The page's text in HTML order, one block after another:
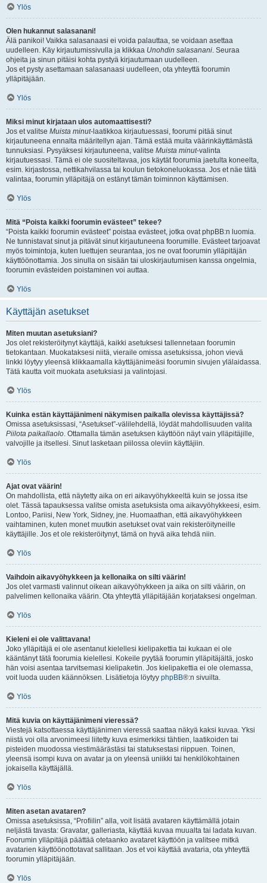
Ylös
Olen hukannut salasanani!
Älä panikoi! Vaikka salasanaasi ei voida palauttaa, se voidaan asettaa
uudelleen. Käy kirjautumissivulla ja klikkaa Unohdin salasanani. Seuraa
ohjeita ja sinun pitäisi kohta pystyä kirjautumaan uudelleen.
Jos et pysty asettamaan salasanaasi uudelleen, ota yhteyttä foorumin
ylläpitäjään.
Ylös
Miksi minut kirjataan ulos automaattisesti?
Jos et valitse Muista minut-laatikkoa kirjautuessasi, foorumi pitää sinut
kirjautuneena ennalta määritellyn ajan. Tämä estää muita väärinkäyttämästä
tunnuksiasi. Pysyäksesi kirjautuneena, valitse Muista minut-valinta
kirjautuessasi. Tämä ei ole suositeltavaa, jos käytät foorumia jaetulta koneelta,
esim. kirjastossa, nettikahvilassa tai koulun tietokoneluokassa. Jos et näe tätä
valintaa, foorumin ylläpitäjä on estänyt tämän toiminnon käyttämisen.
Ylös
Mitä “Poista kaikki foorumin evästeet” tekee?
“Poista kaikki foorumin evästeet” poistaa evästeet, jotka ovat phpBB:n luomia.
Ne tunnistavat sinut ja pitävät sinut kirjautuneena foorumille. Evästeet tarjoavat
myös toimintoja, kuten luettujen seurantaa, jos ne ovat foorumin ylläpitäjän
käyttöönottamia. Jos sinulla on sisään tai uloskirjautumisen kanssa ongelmia,
foorumin evästeiden poistaminen voi auttaa.
Ylös
Käyttäjän asetukset
Miten muutan asetuksiani?
Jos olet rekisteröitynyt käyttäjä, kaikki asetuksesi tallennetaan foorumin
tietokantaan. Muokataksesi niitä, vieraile omissa asetuksissa, johon vievä
linkki löytyy yleensä klikkaamalla käyttäjänimeäsi foorumin sivujen ylälaidassa.
Tätä kautta voit muokata asetuksiasi ja valintojasi.
Ylös
Kuinka estän käyttäjänimeni näkymisen paikalla olevissa käyttäjissä?
Omissa asetuksissasi, “Asetukset”-välilehdellä, löydät mahdollisuuden valita
Piilota paikallaolo. Ottamalla tämän asetuksen käyttöön näyt vain ylläpitäjille,
valvojille ja itsellesi. Sinut lasketaan piilossa oleviin käyttäjiin.
Ylös
Ajat ovat väärin!
On mahdollista, että näytetty aika on eri aikavyöhykkeeltä kuin se jossa itse
olet. Tässä tapauksessa valitse omista asetuksista oma aikavyöhykkeesi, esim.
Lontoo, Pariisi, New York, Sidney, jne. Huomaathan, että aikavyöhykkeen
vaihtaminen, kuten monet muutkin asetukset ovat vain rekisteröityneille
käyttäjille. Jos et ole rekisteröitynyt, tämä on hyvä aika tehdä niin.
Ylös
Vaihdoin aikavyöhykkeen ja kellonaika on silti väärin!
Jos olet varmasti valinnut oikean aikavyöhykkeen ja aika on silti väärin, on
palvelimen kellonaika väärin. Ota yhteyttä ylläpitäjään korjataksesi ongelman.
Ylös
Kieleni ei ole valittavana!
Joko ylläpitäjä ei ole asentanut kielellesi kielipakettia tai kukaan ei ole
kääntänyt tätä foorumia kielellesi. Kokeile pyytää foorumin ylläpitäjältä, josko
hän voisi asentaa tarvitsemasi kielipaketin. Jos kielipakettia ei ole olemassa,
voit luoda uuden käännöksen. Lisätietoja löytyy phpBB®:n sivuilta.
Ylös
Mitä kuvia on käyttäjänimeni vieressä?
Viestejä katsottaessa käyttäjänimen vieressä saattaa näkyä kaksi kuvaa. Yksi
niistä voi olla arvonimeesi liitetty kuva esimerkiksi tähtien, laatikoiden tai
pisteiden muodossa viestimäärästäsi tai statuksestasi riippuen. Toinen,
yleensä isompi kuva on avatar ja on yleensä uniikki tai henkilökohtainen
jokaisella käyttäjällä.
Ylös
Miten asetan avataren?
Omissa asetuksissa, “Profiilin” alla, voit lisätä avataren käyttämällä jotain
neljästä tavasta: Gravatar, galleriasta, käyttää kuvaa muualta tai ladata kuvan.
Foorumin ylläpitäjä päättää otetaanko avataret käyttöön ja valitsee mitkä
avatarien käyttöönottotavat sallitaan. Jos et voi käyttää avataria, ota yhteyttä
foorumin ylläpitäjään.
Ylös